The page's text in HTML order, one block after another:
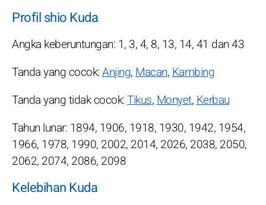
Profil shio Kuda
Angka keberuntungan: 1, 3, 4, 8, 13, 14, 41 dan 43
Tanda yang cocok:Anjing, Macan, Kambing
Tanda yang tidak cocok:Tikus, Monyet, Kerbau
Tahun lunar: 1894, 1906, 1918, 1930, 1942, 1954,
1966, 1978, 1990, 2002, 2014, 2026, 2038, 2050,
2062, 2074, 2086, 2098
Kelebihan Kuda